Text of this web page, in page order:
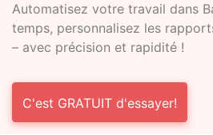
Automatisez votre travail dans
temps, personnalisez les
– avec précision et rapidité !
C'est GRATUIT d'essayer!